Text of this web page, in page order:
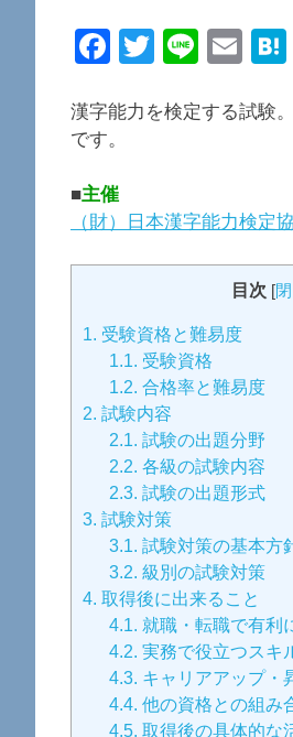
Facebook
TwitterLine
漢字能力を検定する試験
です。
■主催
（財）日本漢字能力検定
目次 [
1. 受験資格と難易度
1.1. 受験資格
1.2. 合格率と難易度
2. 試験内容
2.1. 試験の出題分野
2.2. 各級の試験内容
2.3. 試験の出題形式
3. 試験対策
3.1. 試験対策の基本方
3.2. 級別の試験対策
4. 取得後に出来ること
4.1. 就職・転職で有利
4.2. 実務で役立つスキ
4.3. キャリアアップ・
4.4. 他の資格との組み
4.5. 取得後の具体的な